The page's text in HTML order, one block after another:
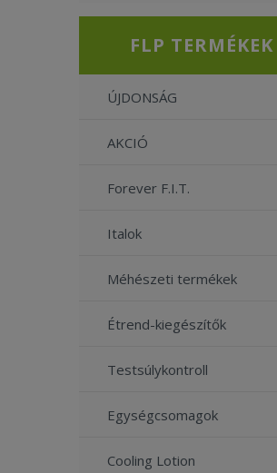
FLP TERMÉKEK
ÚJDONSÁG
AKCIÓ
Forever F.I.T.
Italok
Méhészeti termékek
Étrend-kiegészítők
Testsúlykontroll
Egységcsomagok
Cooling Lotion